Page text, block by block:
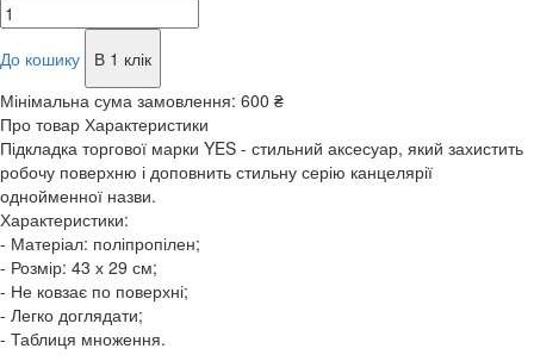
До кошику
В 1 клік
Мінімальна сума замовлення: 600 ₴
Про товар Характеристики
Підкладка торгової марки YES - стильний аксесуар, який захистить
робочу поверхню і доповнить стильну серію канцелярії
однойменної назви.
Характеристики:
- Матеріал: поліпропілен;
- Розмір: 43 х 29 см;
- Не ковзає по поверхні;
- Легко доглядати;
- Таблиця множення.